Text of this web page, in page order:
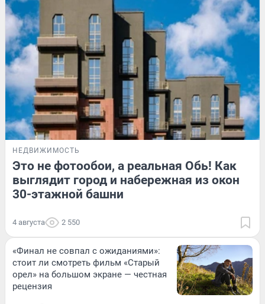
НЕДВИЖИМОСТЬ
Это не фотообои, а реальная Обь! Как
выглядит город и набережная из окон
30-этажной башни
4 августа 2 550
«Финал не совпал с ожиданиями»:
стоит ли смотреть фильм «Старый
орел» на большом экране — честная
рецензия